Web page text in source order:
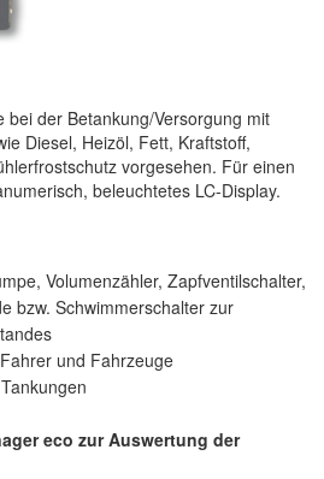
bei der Betankung/Versorgung mit
Diesel, Heizöl, Fett, Kraftstoff,
vorgesehen. Für einen
beleuchtetes LC-Display.
Volumenzähler, Zapfventilschalter,
bzw. Schwimmerschalter zur
und Fahrzeuge
eco zur Auswertung der